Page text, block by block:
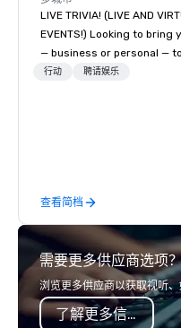
LIVE TRIVIA! (LIVE AND
EVENTS!) Looking to bring your group
— business or personal —
and have some fun? Or
trivia content specifically
teamwork and interactions. •.
video questions and
elements elevate our
typical “pub trivia.” (Check
promo videos for quick
Customized content
行动 聘请娱乐
查看简档
需要更多供应商选项
浏览更多供应商以获取视听
了解更多信息